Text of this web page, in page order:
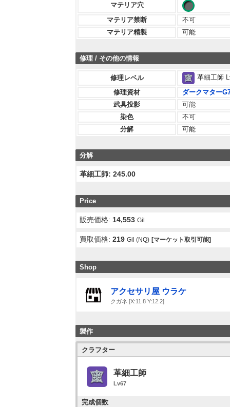
マテリア穴
マテリア禁断
不可
マテリア精製
可能
修理 / その他の情報
修理レベル
革細工師
修理資材
ダークマター
武具投影
可能
染色
不可
分解
可能
分解
革細工師: 245.00
Price
販売価格: 14,553 Gil
買取価格:219 Gil (NQ) [マーケット取引可能]
Shop
アクセサリ屋 ウラケ
クガネ [X:11.8 Y:12.2]
製作
クラフター
革細工師
Lv67
完成個数